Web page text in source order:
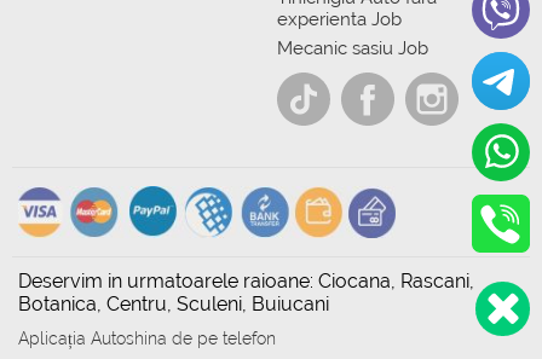
experienta Job
Mecanic sasiu Job
Deservim in urmatoarele raioane: Ciocana, Rascani,
Botanica, Centru, Sculeni, Buiucani
Aplicația Autoshina de pe telefon